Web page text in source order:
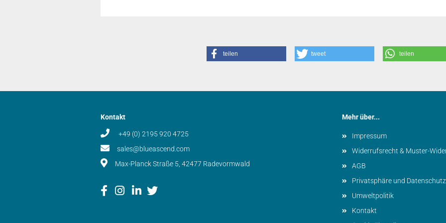
teilen tweet teilen
Kontakt
+49 (0) 2195 920 4725
sales@blueascend.com
Max-Planck Straße 5, 42477 Radevormwald
Mehr über...
Impressum
Widerrufsrecht & Muster-
AGB
Privatsphäre und Datenschutz
Umweltpolitik
Kontakt